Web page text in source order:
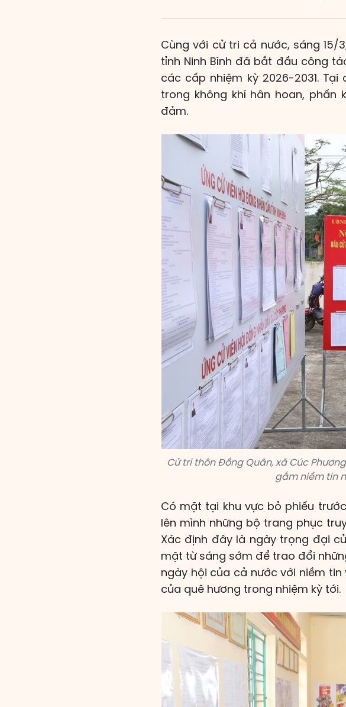
Cùng với cử tri cả nước, sáng 15/
tỉnh Ninh Bình đã bắt đầu công
các cấp nhiệm kỳ 2026-2031.
trong không khí hân hoan,
đảm.
Cử tri thôn Đồng Quân, xã Cúc
gắm niềm tin
Có mặt tại khu vực bỏ phiếu
lên mình những bộ trang phục
Xác định đây là ngày trọng đại
mặt từ sáng sớm để trao đổi
ngày hội của cả nước với niềm
của quê hương trong nhiệm kỳ tới.